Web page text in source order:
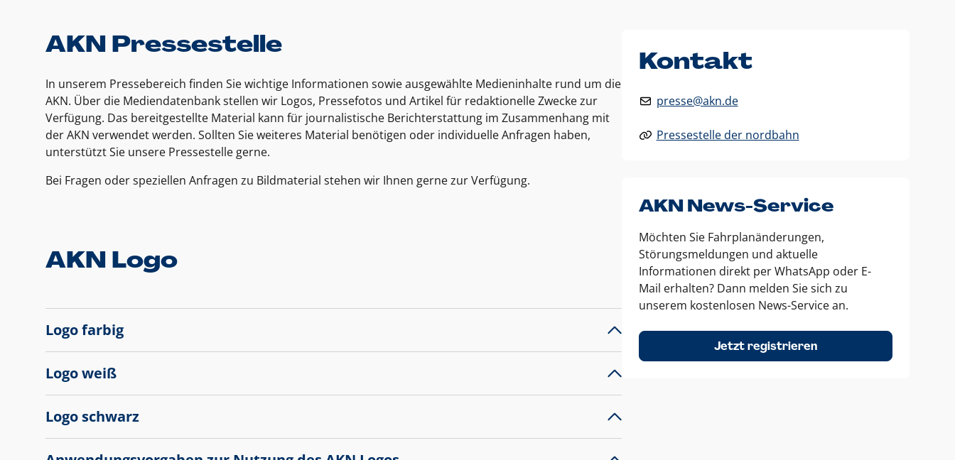
AKN Pressestelle
In unserem Pressebereich finden Sie wichtige Informationen sowie ausgewählte Medieninhalte rund um die
AKN. Über die Mediendatenbank stellen wir Logos, Pressefotos und Artikel für redaktionelle Zwecke zur
Verfügung. Das bereitgestellte Material kann für journalistische Berichterstattung im Zusammenhang mit
der AKN verwendet werden. Sollten Sie weiteres Material benötigen oder individuelle Anfragen haben,
unterstützt Sie unsere Pressestelle gerne.
Bei Fragen oder speziellen Anfragen zu Bildmaterial stehen wir Ihnen gerne zur Verfügung.
AKN Logo
Logo farbig
Logo weiß
Logo schwarz
Kontakt
presse@akn.de
Pressestelle der nordbahn
AKN News-Service
Möchten Sie Fahrplanänderungen,
Störungsmeldungen und aktuelle
Informationen direkt per WhatsApp oder E-
Mail erhalten? Dann melden Sie sich zu
unserem kostenlosen News-Service an.
Jetzt registrieren